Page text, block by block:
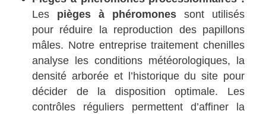
Les pièges à phéromones sont utilisés
pour réduire la reproduction des papillons
mâles. Notre entreprise traitement chenilles
analyse les conditions météorologiques, la
densité arborée et l’historique du site pour
décider de la disposition optimale. Les
contrôles réguliers permettent d’affiner la